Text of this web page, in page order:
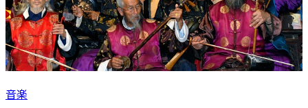
音楽